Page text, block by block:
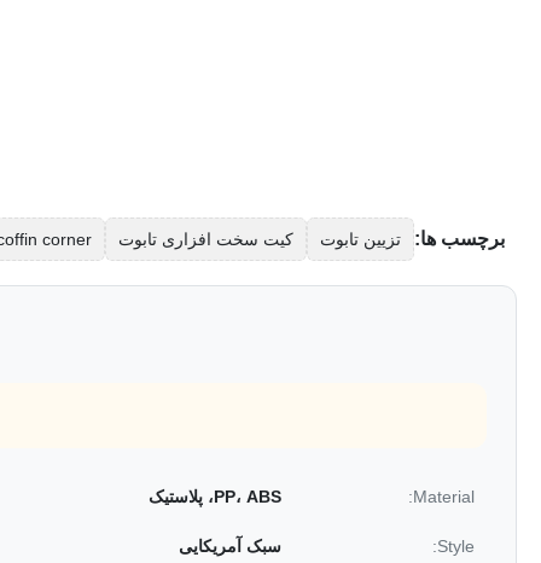
برچسب ها: تزیین تابوت کیت سخت افزاری تابوت corner
Material: PP، ABS، پلاستیک
Style: سبک آمریکایی